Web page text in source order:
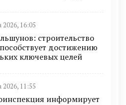
2026, 16:05
строительство
достижению
ключевых целей
2026, 11:55
информирует